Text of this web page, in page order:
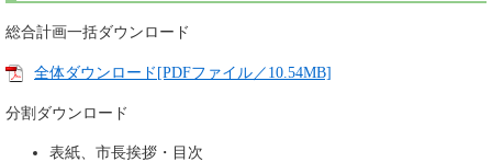
総合計画一括ダウンロード
全体ダウンロード[PDFファイル／10.54MB]
分割ダウンロード
表紙、市長挨拶・目次